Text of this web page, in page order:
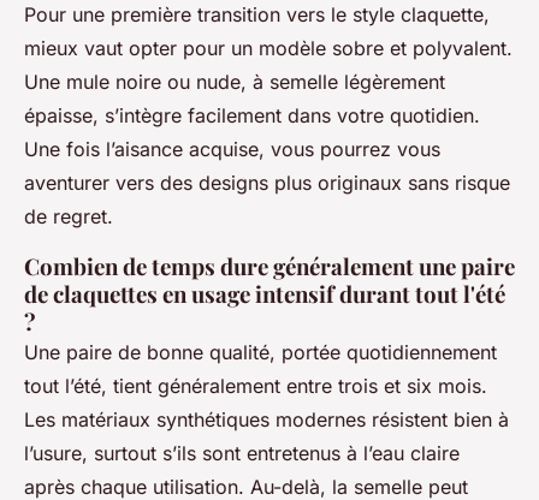
Pour une première transition vers le style claquette,
mieux vaut opter pour un modèle sobre et polyvalent.
Une mule noire ou nude, à semelle légèrement
épaisse, s’intègre facilement dans votre quotidien.
Une fois l’aisance acquise, vous pourrez vous
aventurer vers des designs plus originaux sans risque
de regret.
Combien de temps dure généralement une paire
de claquettes en usage intensif durant tout l'été
?
Une paire de bonne qualité, portée quotidiennement
tout l’été, tient généralement entre trois et six mois.
Les matériaux synthétiques modernes résistent bien à
l’usure, surtout s’ils sont entretenus à l’eau claire
après chaque utilisation. Au-delà, la semelle peut